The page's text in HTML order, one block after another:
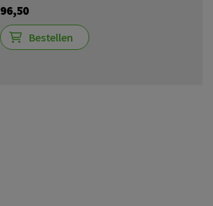
96,50
Bestellen